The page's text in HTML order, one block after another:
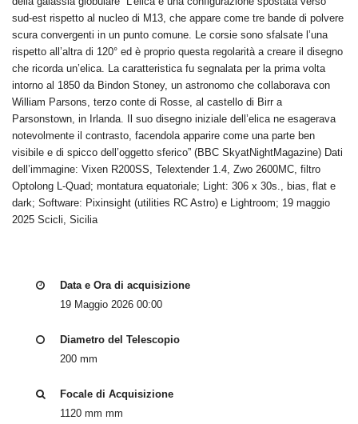
sud-est rispetto al nucleo di M13, che appare come tre bande di polvere
scura convergenti in un punto comune. Le corsie sono sfalsate l’una
rispetto all’altra di 120° ed è proprio questa regolarità a creare il disegno
che ricorda un’elica. La caratteristica fu segnalata per la prima volta
intorno al 1850 da Bindon Stoney, un astronomo che collaborava con
William Parsons, terzo conte di Rosse, al castello di Birr a
Parsonstown, in Irlanda. Il suo disegno iniziale dell’elica ne esagerava
notevolmente il contrasto, facendola apparire come una parte ben
visibile e di spicco dell’oggetto sferico” (BBC SkyatNightMagazine) Dati
dell’immagine: Vixen R200SS, Telextender 1.4, Zwo 2600MC, filtro
Optolong L-Quad; montatura equatoriale; Light: 306 x 30s., bias, flat e
dark; Software: Pixinsight (utilities RC Astro) e Lightroom; 19 maggio
2025 Scicli, Sicilia
Data e Ora di acquisizione
19 Maggio 2026 00:00
Diametro del Telescopio
200 mm
Focale di Acquisizione
1120 mm mm